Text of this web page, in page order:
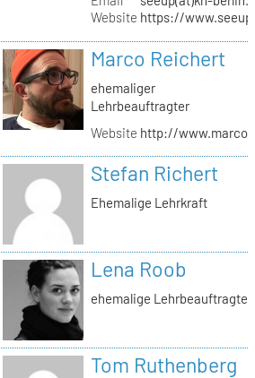
Website https://
Marco Reichert
ehemaliger
Lehrbeauftragter
Website http://
Stefan Richert
Ehemalige Lehrkraft
Lena Roob
ehemalige Lehrbeauftragte
Tom Ruthenberg